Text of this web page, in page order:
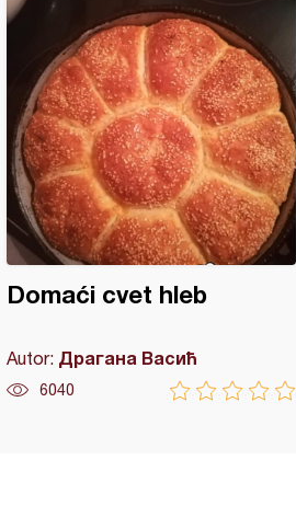
Domaći cvet hleb
Autor: Драгана Васић
6040